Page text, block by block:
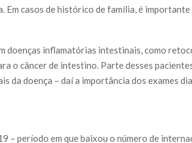
Em casos de histórico de família, é
doenças inflamatórias intestinais, como
o câncer de intestino. Parte desses
da doença – daí a importância dos exames
– período em que baixou o número de